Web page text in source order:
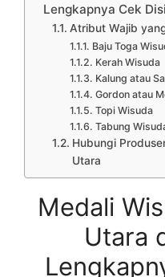
Lengkapnya Cek
Atribut Wajib
Baju Toga
Kerah Wisuda
Kalung atau
Gordon atau
Topi Wisuda
Tabung
Hubungi
Utara
Medali
Utara